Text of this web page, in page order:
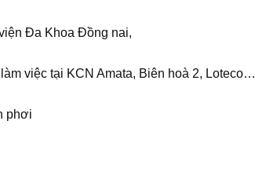
Đa Khoa Đồng nai,
việc tại KCN Amata, Biên hoà 2, Loteco…
phơi